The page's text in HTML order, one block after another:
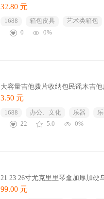
32.80 元
1688 箱包皮具 艺术类箱包
0
0%
大容量吉他拨片收纳包民谣木吉
3.50 元
1688 办公、文化 乐器
22
5.0 0%
21 23 26寸尤克里里琴盒加厚加
99.00 元